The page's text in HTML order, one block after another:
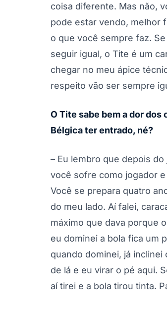
coisa diferente. Mas não,
pode estar vendo, melhor
o que você sempre faz.
seguir igual, o Tite é um
chegar no meu ápice
respeito vão ser sempre
O Tite sabe bem a dor
Bélgica ter entrado, né?
– Eu lembro que depois
você sofre como jogador
Você se prepara quatro
do meu lado. Aí falei,
máximo que dava porque
eu dominei a bola fica um
quando dominei, já
de lá e eu virar o pé aqui.
aí tirei e a bola tirou tinta.